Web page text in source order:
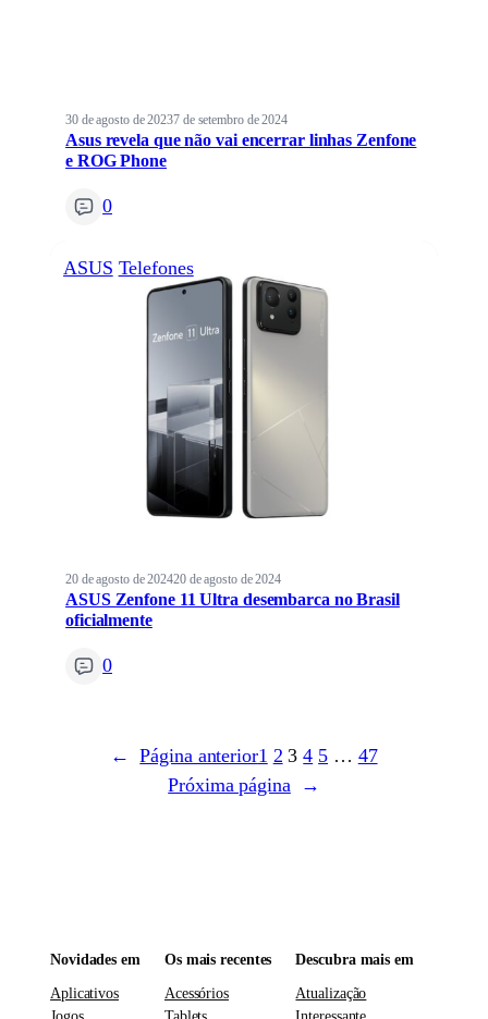
30 de agosto de 20237 de setembro de 2024
Asus revela que não vai encerrar linhas Zenfone
e ROG Phone
0
ASUS Telefones
20 de agosto de 202420 de agosto de 2024
ASUS Zenfone 11 Ultra desembarca no Brasil
oficialmente
0
← Página anterior1 2 3 4 5 … 47
Próxima página
→
Novidades em
Aplicativos
Os mais recentes
Acessórios
Descubra mais em
Atualização